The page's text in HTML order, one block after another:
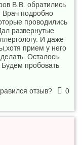
В.В. обратились
Врач подробно
проводились
развернутые
И даже
прием у него
Осталось
пробовать
отзыв?
0